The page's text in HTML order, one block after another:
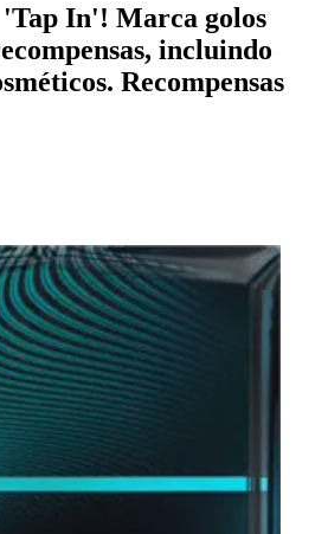
'Tap In'! Marca golos
incluindo
Recompensas